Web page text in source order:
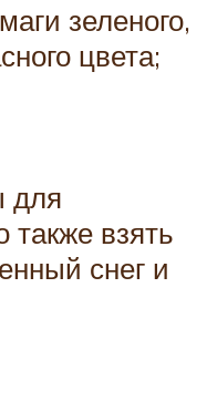
зеленого,
цвета;
для
взять
снег и